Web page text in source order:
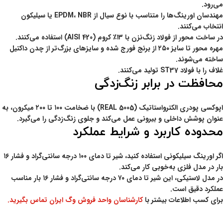
می‌رود.
مهندسان اورینگ‌ها را متناسب با نوع سیال از EPDM، NBR یا سیلیکون
انتخاب می‌کنند.
در ساخت محور از فولاد زنگ‌نزن با ۱۳٪ کروم (AISI 420) استفاده می‌کنند.
مهره محور تا سایز ۲۵۰ از برنج فورج شده و سایزهای بزرگ‌تر از چدن داکتیل
ساخته می‌شوند.
غلاف را با فولاد ST37 تولید می‌کنند.
محافظت در برابر زنگ‌زدگی
اپوکسی پودری الکترواستاتیک (REAL 5005) با ضخامت ۱۰۰ تا ۲۰۰ میکرون، به
عنوان پوشش داخلی و بیرونی عمل می‌کند و جلوی زنگ‌زدگی را می‌گیرد.
محدوده کاربرد و شرایط عملکرد
اگر اورینگ سیلیکونی استفاده کنید، شیر تا دمای ۱۰۰ درجه سانتی‌گراد و فشار ۱۶
بار در مدل فلزی به‌خوبی کار می‌کند.
در مدل لاستیکی، این شیر تا دمای ۷۰ درجه سانتی‌گراد و فشار ۱۶ بار مناسب
عملکرد دقیق است.
برای کسب اطلاعات بیشتر باکارشناسان واحد فروش وگ ایران تماس بگیرید.